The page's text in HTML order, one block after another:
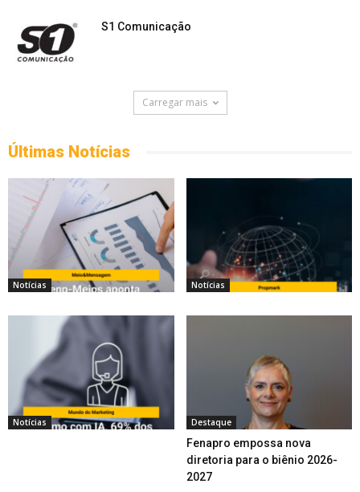
S1 Comunicação
Carregar mais
Últimas Notícias
Notícias Notícias
Notícias Destaque
Fenapro empossa nova
diretoria para o biênio 2026-
2027